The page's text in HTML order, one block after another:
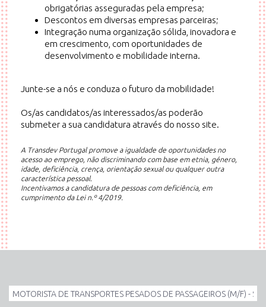
obrigatórias asseguradas pela empresa;
Descontos em diversas empresas parceiras;
Integração numa organização sólida, inovadora e
em crescimento, com oportunidades de
desenvolvimento e mobilidade interna.
Junte-se a nós e conduza o futuro da mobilidade!
Os/as candidatos/as interessados/as poderão
submeter a sua candidatura através do nosso site.
A Transdev Portugal promove a igualdade de oportunidades no
acesso ao emprego, não discriminando com base em etnia, género,
idade, deficiência, crença, orientação sexual ou qualquer outra
característica pessoal.
Incentivamos a candidatura de pessoas com deficiência, em
cumprimento da Lei n.º 4/2019.
Id
Oferta